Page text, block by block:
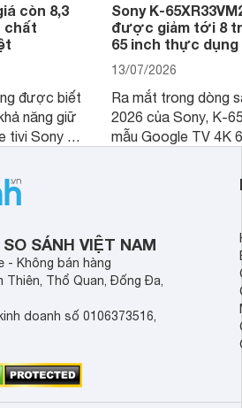
còn 8,3
chất
được biết
năng giữ
tivi Sony 55
giá dễ
trong năm
Sony K-
được giảm tới 8
65 inch thực
13/07/2026
Ra mắt trong dòng
2026 của Sony, K-
mẫu Google TV 4K
tảng Google TV
nghệ hỗ trợ nâng
SÁNH VIỆT NAM
- Không bán hàng
Thiên, Thổ Quan, Đống Đa,
doanh số 0106373516,